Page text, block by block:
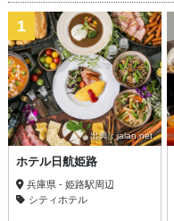
出典：jalan.net
1
ホテル日航姫路
兵庫県 - 姫路駅周辺
シティホテル